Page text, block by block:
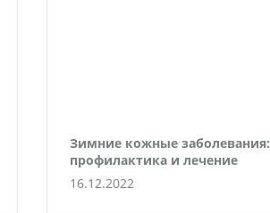
Зимние кожные заболевания:
профилактика и лечение
16.12.2022